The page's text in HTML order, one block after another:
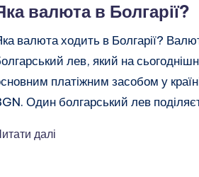
валюта в Болгарії?
валюта ходить в Болгарії?
лев, який на
платіжним засобом у
Один болгарський лев
далі